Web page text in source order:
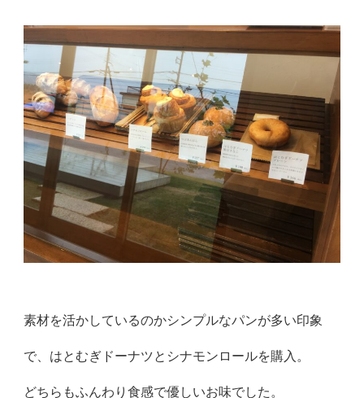
素材を活かしているのかシンプルなパンが多い印象
で、はとむぎドーナツとシナモンロールを購入。
どちらもふんわり食感で優しいお味でした。